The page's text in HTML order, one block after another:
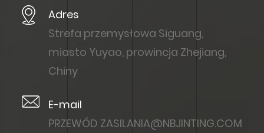
Adres
Strefa przemysłowa Siguang,
miasto Yuyao, prowincja Zhejiang,
Chiny
E-mail
PRZEWÓD ZASILANIA@NBJINTING.COM